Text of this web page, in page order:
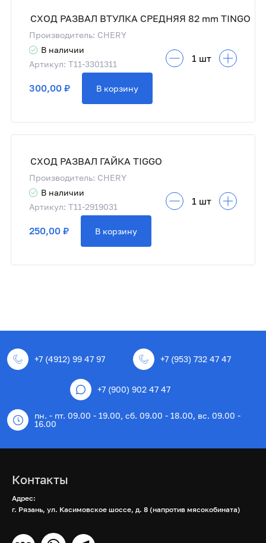
СХОД РАЗВАЛ ВТУЛКА СРЕДНЯЯ 82 mm TINGO
Производитель: CHERY
В наличии
Артикул: T11-3301311
300,00 ₽ В корзину
СХОД РАЗВАЛ ГАЙКА TIGGO
Производитель: CHERY
В наличии
Артикул: T11-2919031
250,00 ₽ В корзину
+7 (4912) 99 47 97 +7 (953) 732 47 47
+7 (900) 902 47 47
пн. - пт. 09.00 - 19.00, сб. 09.00 - 18.00, вс. 09.00 -
16.00
Контакты
Адрес:
г. Рязань, ул. Касимовское шоссе, д. 8 (напротив мясокобината)